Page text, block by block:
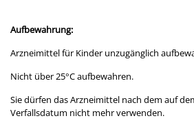
Aufbewahrung:
Arzneimittel für Kinder unzugänglich
Nicht über 25°C aufbewahren.
Sie dürfen das Arzneimittel nach dem auf
Verfallsdatum nicht mehr verwenden.